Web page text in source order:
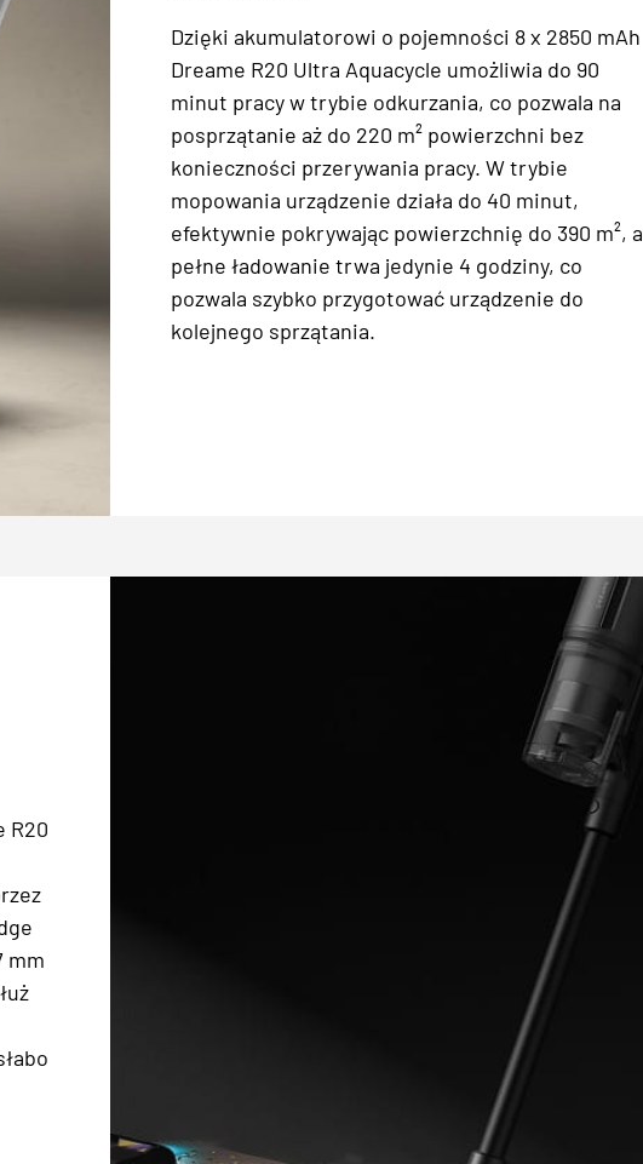
Dzięki akumulatorowi o pojemności 8 x 2850 mAh
Dreame R20 Ultra Aquacycle umożliwia do 90
minut pracy w trybie odkurzania, co pozwala na
posprzątanie aż do 220 m² powierzchni bez
konieczności przerywania pracy. W trybie
mopowania urządzenie działa do 40 minut,
efektywnie pokrywając powierzchnię do 390 m², a
pełne ładowanie trwa jedynie 4 godziny, co
pozwala szybko przygotować urządzenie do
kolejnego sprzątania.
R20
mm